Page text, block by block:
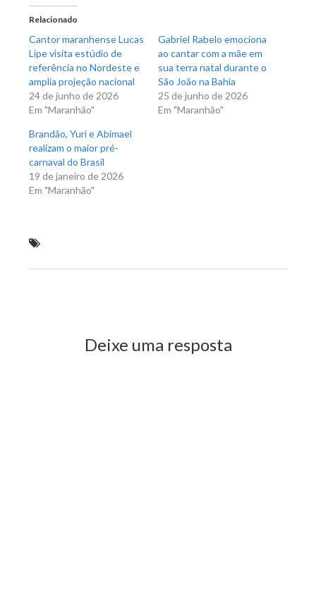
em
nova
janela)
Relacionado
Cantor maranhense Lucas
Lipe visita estúdio de
referência no Nordeste e
amplia projeção nacional
24 de junho de 2026
Em "Maranhão"
Gabriel Rabelo emociona
ao cantar com a mãe em
sua terra natal durante o
São João na Bahia
25 de junho de 2026
Em "Maranhão"
Brandão, Yuri e Abimael
realizam o maior pré-
carnaval do Brasil
19 de janeiro de 2026
Em "Maranhão"
Deixe uma resposta